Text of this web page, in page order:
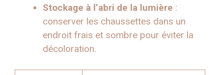
Stockage à l’abri de la lumière :
conserver les chaussettes dans un
endroit frais et sombre pour éviter la
décoloration.